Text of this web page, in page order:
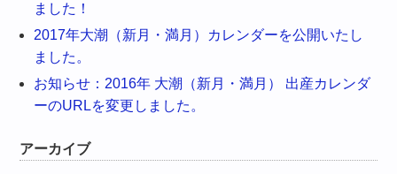
ました！
2017年大潮（新月・満月）カレンダーを公開いたし
ました。
お知らせ：2016年 大潮（新月・満月） 出産カレンダ
ーのURLを変更しました。
アーカイブ